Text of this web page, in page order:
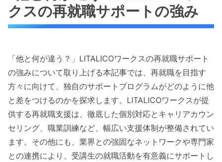
クスの再就職サポートの強み
「他と何が違う？」LITALICOワークスの再就職サポート
の強みについて取り上げる本記事では、再就職を目指す
方々に向けて、独自のサポートプログラムがどのように他
と差をつけるのかを探求します。LITALICOワークスが提
供する再就職支援は、徹底した個別対応とキャリアカウン
セリング、職業訓練など、幅広い支援体制が整備されてい
ます。その他にも、業界との強固なネットワークや専門家
との連携により、受講生の就職活動を有意義にサポートし